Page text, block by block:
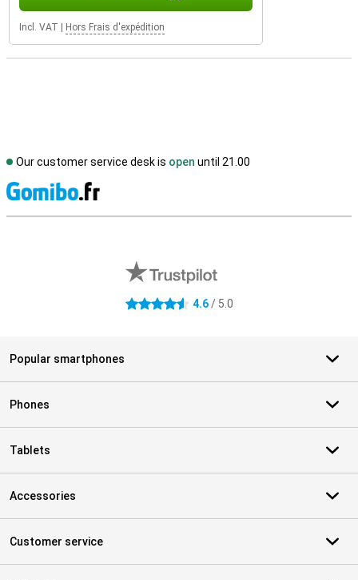
Incl. VAT Hors Frais d'expédition
Our customer service desk is open until 21.00
4.6 stars 4.6/ 5.0
Popular smartphones
Phones
Tablets
Accessories
Customer service